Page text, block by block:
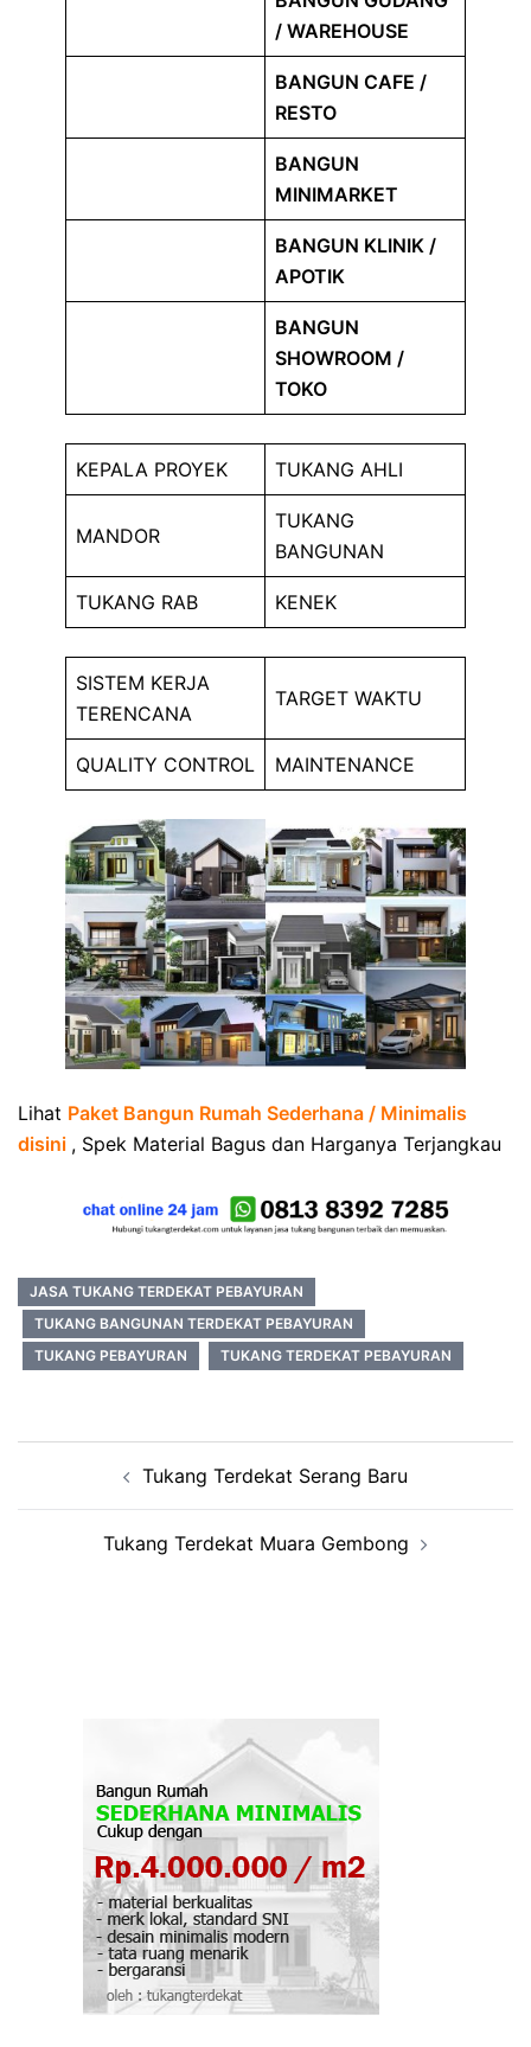
/ WAREHOUSE
BANGUN CAFE /
RESTO
BANGUN
MINIMARKET
BANGUN KLINIK /
APOTIK
BANGUN
SHOWROOM /
TOKO
KEPALA PROYEK TUKANG AHLI
MANDOR
TUKANG
BANGUNAN
TUKANG RAB KENEK
SISTEM KERJA
TERENCANA
TARGET WAKTU
QUALITY CONTROL MAINTENANCE
Lihat Paket Bangun Rumah Sederhana / Minimalis
disini , Spek Material Bagus dan Harganya Terjangkau
JASA TUKANG TERDEKAT PEBAYURAN
TUKANG BANGUNAN TERDEKAT PEBAYURAN
TUKANG PEBAYURAN
TUKANG TERDEKAT PEBAYURAN
navigationTukang Terdekat Serang Baru
Tukang Terdekat Muara Gembong